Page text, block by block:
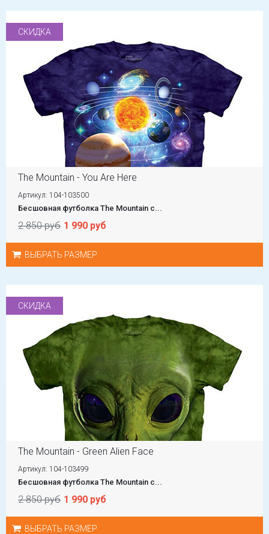
СКИДКА
The Mountain - You Are Here
Артикул: 104-103500
Бесшовная футболка The Mountain с...
2 850 руб 1 990 руб
ВЫБРАТЬ РАЗМЕР
СКИДКА
The Mountain - Green Alien Face
Артикул: 104-103499
Бесшовная футболка The Mountain с...
2 850 руб 1 990 руб
ВЫБРАТЬ РАЗМЕР